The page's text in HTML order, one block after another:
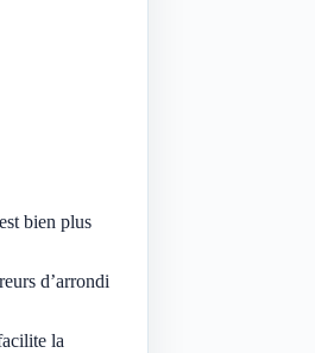
est bien plus
d’arrondi
la